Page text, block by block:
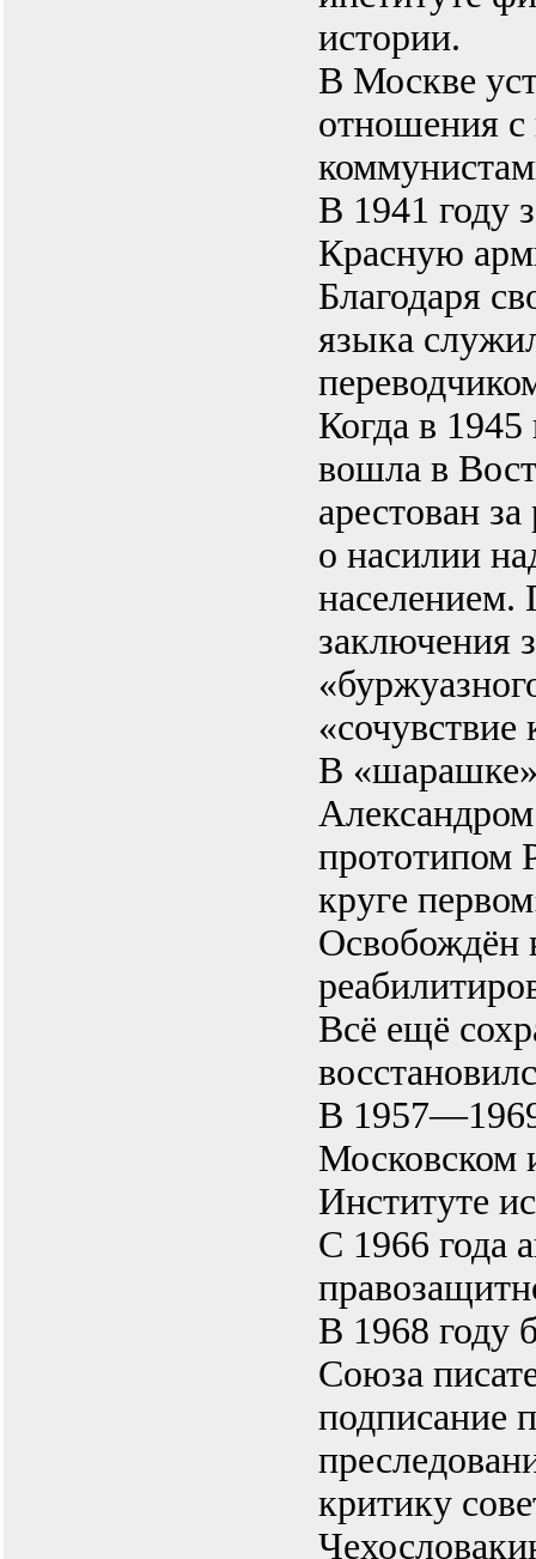
истории.
В Москве
отношения
В 1941 году
Красную
Благодаря
языка
Когда в
вошла в
арестован
о насилии
населением.
заключения
В
прототипом
круге
Освобождён
Всё ещё
В 1957—1969
Московском
Институте
С 1966 года
В 1968 году
Союза
подписание
критику